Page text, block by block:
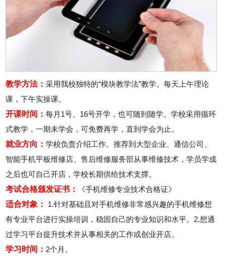
教学方法：采用我校独特的“模块教学法”教学。每天上午理论
课，下午实操课。
开课时间：每月1号、16号开学，也可随到随学。学校采用循环
式教学，一期未学会，可免费再学，直到学会为止。
就业方向：学校负责介绍工作。推荐到大型企业、通信公司、
智能手机平板维修店、售后维修服务部从事维修技术，学员学成
之后也可自己开店，学校长期供给技术支撑。
考试合格颁发证书：
《手机维修专业技术合格证》
适合对象：
1.针对基础且对手机维修非常感兴趣的手机维修想
有专业平台进行实操培训，稳固自己的专业知识和水平。2.想通
过学习平台提升技术并从事相关的工作或创业开店。
学习时间： 2个月。